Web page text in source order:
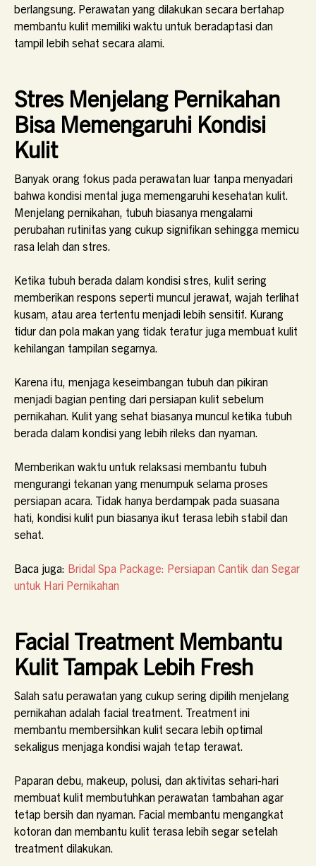
berlangsung. Perawatan yang dilakukan secara bertahap
membantu kulit memiliki waktu untuk beradaptasi dan
tampil lebih sehat secara alami.
Stres Menjelang Pernikahan
Bisa Memengaruhi Kondisi
Kulit
Banyak orang fokus pada perawatan luar tanpa menyadari
bahwa kondisi mental juga memengaruhi kesehatan kulit.
Menjelang pernikahan, tubuh biasanya mengalami
perubahan rutinitas yang cukup signifikan sehingga memicu
rasa lelah dan stres.
Ketika tubuh berada dalam kondisi stres, kulit sering
memberikan respons seperti muncul jerawat, wajah terlihat
kusam, atau area tertentu menjadi lebih sensitif. Kurang
tidur dan pola makan yang tidak teratur juga membuat kulit
kehilangan tampilan segarnya.
Karena itu, menjaga keseimbangan tubuh dan pikiran
menjadi bagian penting dari persiapan kulit sebelum
pernikahan. Kulit yang sehat biasanya muncul ketika tubuh
berada dalam kondisi yang lebih rileks dan nyaman.
Memberikan waktu untuk relaksasi membantu tubuh
mengurangi tekanan yang menumpuk selama proses
persiapan acara. Tidak hanya berdampak pada suasana
hati, kondisi kulit pun biasanya ikut terasa lebih stabil dan
sehat.
Baca juga: Bridal Spa Package: Persiapan Cantik dan Segar
untuk Hari Pernikahan
Facial Treatment Membantu
Kulit Tampak Lebih Fresh
Salah satu perawatan yang cukup sering dipilih menjelang
pernikahan adalah facial treatment. Treatment ini
membantu membersihkan kulit secara lebih optimal
sekaligus menjaga kondisi wajah tetap terawat.
Paparan debu, makeup, polusi, dan aktivitas sehari-hari
membuat kulit membutuhkan perawatan tambahan agar
tetap bersih dan nyaman. Facial membantu mengangkat
kotoran dan membantu kulit terasa lebih segar setelah
treatment dilakukan.